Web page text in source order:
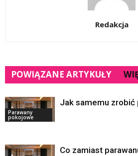
Redakcja
POWIĄZANE ARTYKUŁY
Parawany
pokojowe
Jak samemu zrobić
Co zamiast